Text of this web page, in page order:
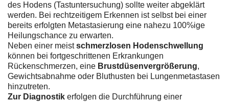
des Hodens (Tastuntersuchung) sollte weiter abgeklärt
werden. Bei rechtzeitigem Erkennen ist selbst bei einer
bereits erfolgten Metastasierung eine nahezu 100%ige
Heilungschance zu erwarten.
Neben einer meistschmerzlosen Hodenschwellung
können bei fortgeschrittenen Erkrankungen
Rückenschmerzen, eine Brustdüsenvergrößerung,
Gewichtsabnahme oder Bluthusten bei Lungenmetastasen
hinzutreten.
Zur Diagnostik erfolgen die Durchführung einer